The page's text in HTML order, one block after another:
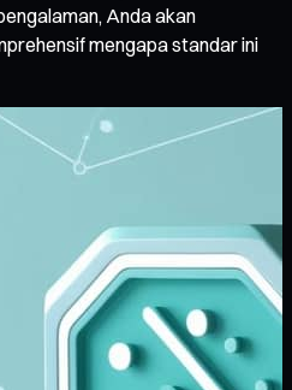
Anda akan
mengapa standar ini